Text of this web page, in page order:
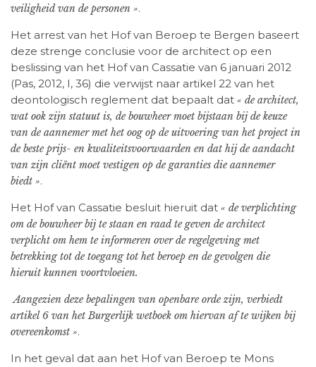
veiligheid van de personen ».
Het arrest van het Hof van Beroep te Bergen baseert
deze strenge conclusie voor de architect op een
beslissing van het Hof van Cassatie van 6 januari 2012
(Pas, 2012, I, 36) die verwijst naar artikel 22 van het
deontologisch reglement dat bepaalt dat « de architect,
wat ook zijn statuut is, de bouwheer moet bijstaan bij de keuze
van de aannemer met het oog op de uitvoering van het project in
de beste prijs- en kwaliteitsvoorwaarden en dat hij de aandacht
van zijn cliënt moet vestigen op de garanties die aannemer
biedt ».
Het Hof van Cassatie besluit hieruit dat « de verplichting
om de bouwheer bij te staan en raad te geven de architect
verplicht om hem te informeren over de regelgeving met
betrekking tot de toegang tot het beroep en de gevolgen die
hieruit kunnen voortvloeien.
Aangezien deze bepalingen van openbare orde zijn, verbiedt
artikel 6 van het Burgerlijk wetboek om hiervan af te wijken bij
overeenkomst ».
In het geval dat aan het Hof van Beroep te Mons